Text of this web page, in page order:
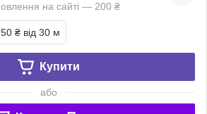
на сайті — 200 ₴
₴ від 30 м
Купити
або